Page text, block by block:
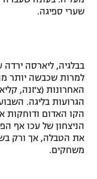
תנאי שימוש
מדיניות פרטיות
פוטבול אמריקאי NFL
ספורט אתגרי
אומנויות לחימה
גיימינג E-Sports
שערי ספיגה.
למרות שכבשה יותר
האחרונות (צ'זנה,
הגרועות בליגה.
הקו האדום ודוחקות
הניצחון של עכו אף
משחקים.